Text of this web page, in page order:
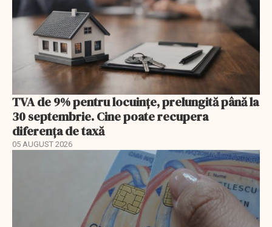
TVA de 9% pentru locuințe, prelungită până la
30 septembrie. Cine poate recupera
diferența de taxă
05 AUGUST 2026